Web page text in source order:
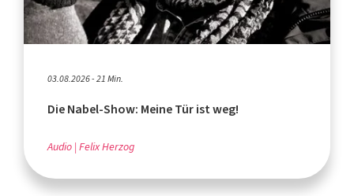
03.08.2026 - 21 Min.
Die Nabel-Show: Meine Tür ist weg!
Audio Felix Herzog